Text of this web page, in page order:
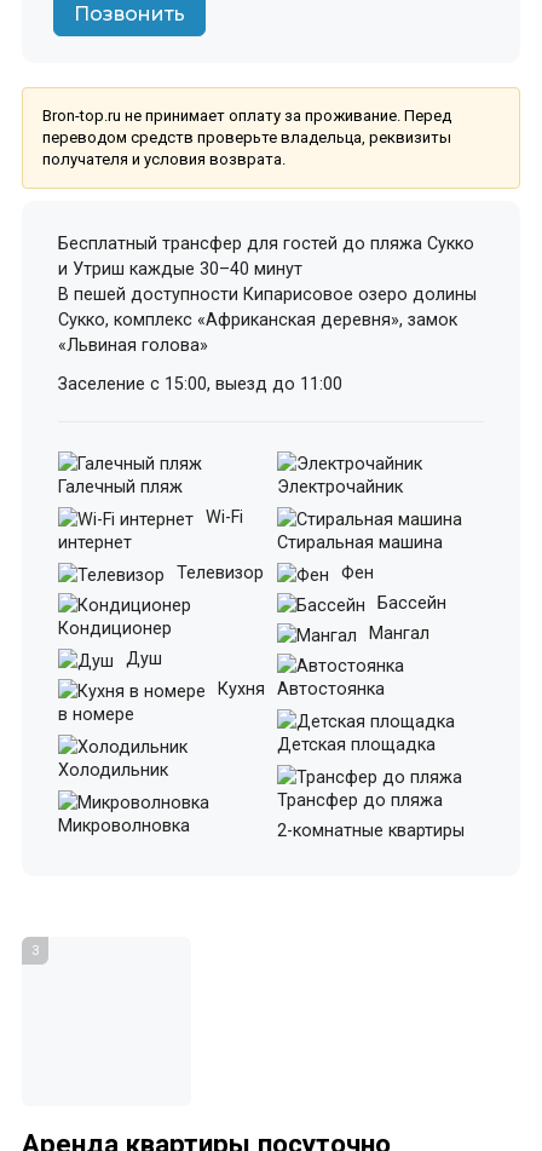
Позвонить
Bron-top.ru не принимает оплату за проживание. Перед
переводом средств проверьте владельца, реквизиты
получателя и условия возврата.
Бесплатный трансфер для гостей до пляжа Сукко
и Утриш каждые 30–40 минут
В пешей доступности Кипарисовое озеро долины
Сукко, комплекс «Африканская деревня», замок
«Львиная голова»
Заселение с 15:00, выезд до 11:00
Галечный пляж
Wi-Fi
интернет
Телевизор
Кондиционер
Душ
Кухня
в номере
Холодильник
Микроволновка
Электрочайник
Стиральная машина
Фен
Бассейн
Мангал
Автостоянка
Детская площадка
Трансфер до пляжа
2-комнатные квартиры
3
Аренда квартиры посуточно